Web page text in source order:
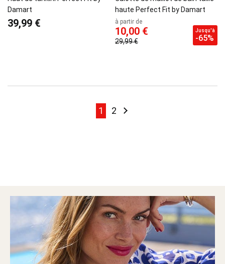
Damart
39,99 €
haute Perfect Fit by Damart
à partir de
10,00 €
29,99 €
Jusqu'à
-65%
Page
Page
1 Page
2 Page
Suivant